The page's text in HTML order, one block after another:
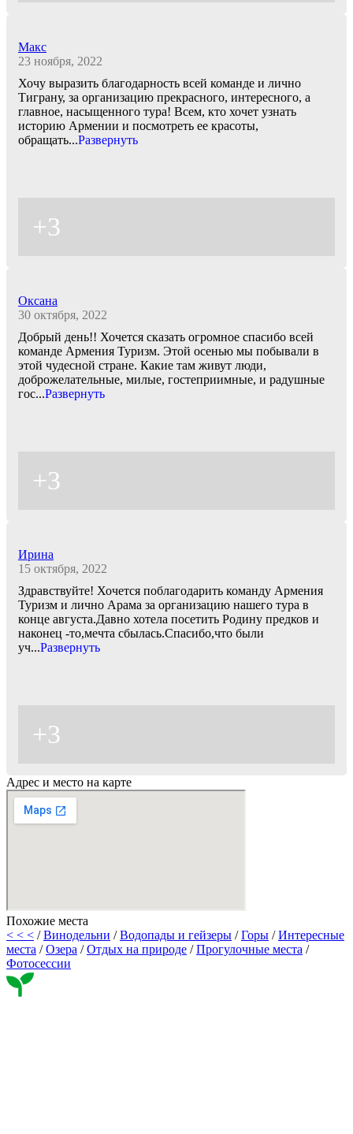
Макс
23 ноября, 2022
Хочу выразить благодарность всей команде и лично
Тиграну, за организацию прекрасного, интересного, а
главное, насыщенного тура! Всем, кто хочет узнать
историю Армении и посмотреть ее красоты,
обращать...Развернуть
+3
Оксана
30 октября, 2022
Добрый день!! Хочется сказать огромное спасибо всей
команде Армения Туризм. Этой осенью мы побывали в
этой чудесной стране. Какие там живут люди,
доброжелательные, милые, гостеприимные, и радушные
гос...Развернуть
+3
Ирина
15 октября, 2022
Здравствуйте! Хочется поблагодарить команду Армения
Туризм и лично Арама за организацию нашего тура в
конце августа.Давно хотела посетить Родину предков и
наконец -то,мечта сбылась.Спасибо,что были
уч...Развернуть
+3
Адрес и место на карте
Похожие места
< < < /Винодельни /Водопады и гейзеры /Горы /Интересные
места /Озера /Отдых на природе /Прогулочные места /
Фотосессии